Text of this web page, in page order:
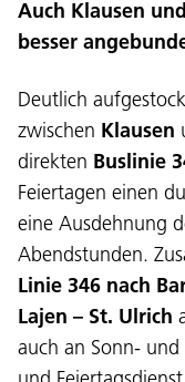
Sprache:
DEU
ITA LAD
Impressum Privacy
Jobs
Auch Klausen
besser
Deutlich
zwischen Klausen
direkten Buslinie
Feiertagen einen
eine Ausdehnung
Abendstunden.
Linie 346 nach
Lajen – St. Ulrich
auch an Sonn-